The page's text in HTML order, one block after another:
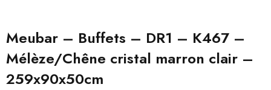
Meubar – Buffets – DR1 – K467 –
Mélèze/Chêne cristal marron clair –
259x90x50cm